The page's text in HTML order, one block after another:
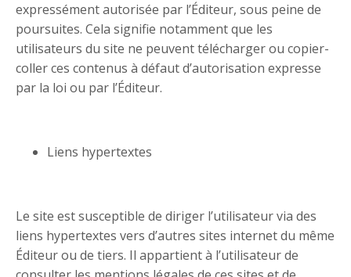
expressément autorisée par l’Éditeur, sous peine de
poursuites. Cela signifie notamment que les
utilisateurs du site ne peuvent télécharger ou copier-
coller ces contenus à défaut d’autorisation expresse
par la loi ou par l’Éditeur.
Liens hypertextes
Le site est susceptible de diriger l’utilisateur via des
liens hypertextes vers d’autres sites internet du même
Éditeur ou de tiers. Il appartient à l’utilisateur de